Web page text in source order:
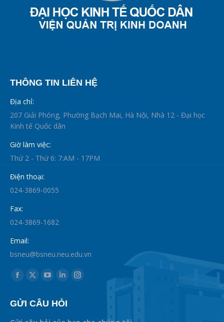
THÔNG TIN LIÊN HỆ
Địa chỉ:
207 Giải Phóng, Phường Bạch Mai, Hà Nội, Nhà 12 - Đại học
Kinh tế Quốc dân
Giờ làm việc:
Thứ 2 - Thứ 6: 7:AM - 17PM
Điện thoại:
024-3869-0055
Fax:
024-3869-1682
Email:
bsneu@bsneu.neu.edu.vn
Find us on:
Facebook
opens
in
X
opens
in
YouTube
opens
in
Linkedin
opens
in
Instagram
in
GỬI CÂU HỎI